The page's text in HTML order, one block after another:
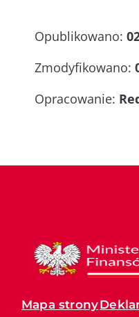
Opublikowano:
Zmodyfikowano:
Opracowanie:
Mapa strony